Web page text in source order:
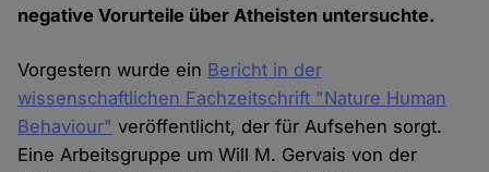
negative Vorurteile über Atheisten untersuchte.
Vorgestern wurde ein Bericht in der
wissenschaftlichen Fachzeitschrift "Nature Human
Behaviour" veröffentlicht, der für Aufsehen sorgt.
Eine Arbeitsgruppe um Will M. Gervais von der